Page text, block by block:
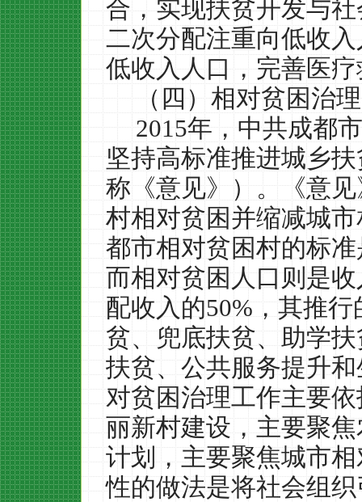
合，实现扶贫开发与
二次分配注重向低收
低收入人口，完善医
（四）相对贫困治
2015年，中共成都
坚持高标准推进城乡
称《意见》）。《意
村相对贫困并缩减城
都市相对贫困村的标
而相对贫困人口则是
配收入的50%，其推行
贫、兜底扶贫、助学
扶贫、公共服务提升
对贫困治理工作主要
丽新村建设，主要聚
计划，主要聚焦城市
性的做法是将社会组